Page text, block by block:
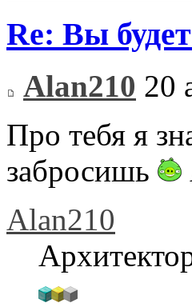
Re: Вы
Alan210 20
Про тебя я
забросишь
Alan210